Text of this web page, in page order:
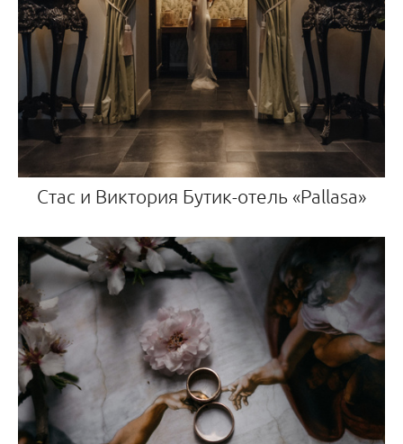
Стас и Виктория Бутик-отель «Pallasa»